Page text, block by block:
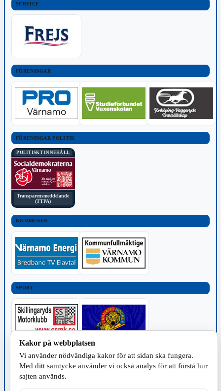
SERVICE
FÖRENINGAR
FÖRENINGAR POLITIK
POLITISKT INNEHÅLL
Transparensmeddelande
(TTPA)
KOMMUNEN
SPORT
TILLVERKNING
Kakor på webbplatsen
Vi använder nödvändiga kakor för att sidan ska fungera.
Med ditt samtycke använder vi också analys för att förstå hur
sajten används.